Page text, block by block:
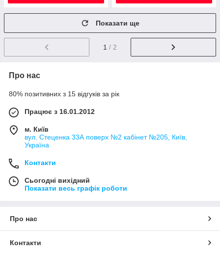
Показати ще
1 / 2
Про нас
80% позитивних з 15 відгуків за рік
Працює з 16.01.2012
м. Київ
вул. Стеценка 33А поверх №2 кабінет №205, Київ,
Україна
Контакти
Сьогодні вихідний
Показати весь графік роботи
Про нас
Контакти